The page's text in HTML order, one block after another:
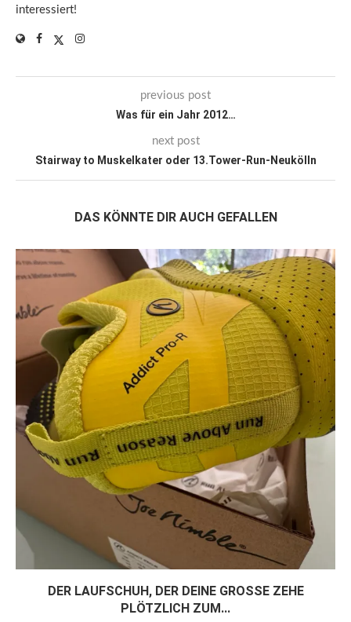
interessiert!
previous post
Was für ein Jahr 2012…
next post
Stairway to Muskelkater oder 13.Tower-Run-Neukölln
DAS KÖNNTE DIR AUCH GEFALLEN
DER LAUFSCHUH, DER DEINE GROSSE ZEHE P
LÖTZLICH ZUM...